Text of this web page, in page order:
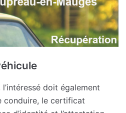
doit également
conduire, le certificat